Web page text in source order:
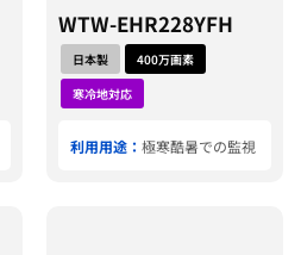
WTW-EHR228YFH
日本製
400万画素
寒冷地対応
利用用途： 極寒酷暑での監視